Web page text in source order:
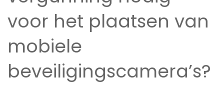
voor het plaatsen van
mobiele
beveiligingscamera’s?